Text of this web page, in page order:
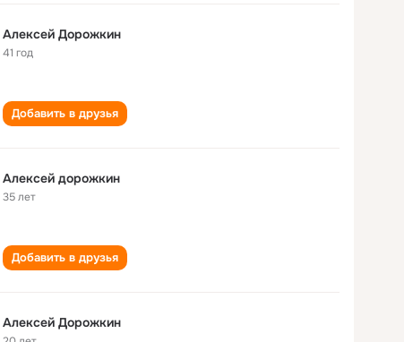
Алексей Дорожкин
41 год
Добавить в друзья
Алексей дорожкин
35 лет
Добавить в друзья
Алексей Дорожкин